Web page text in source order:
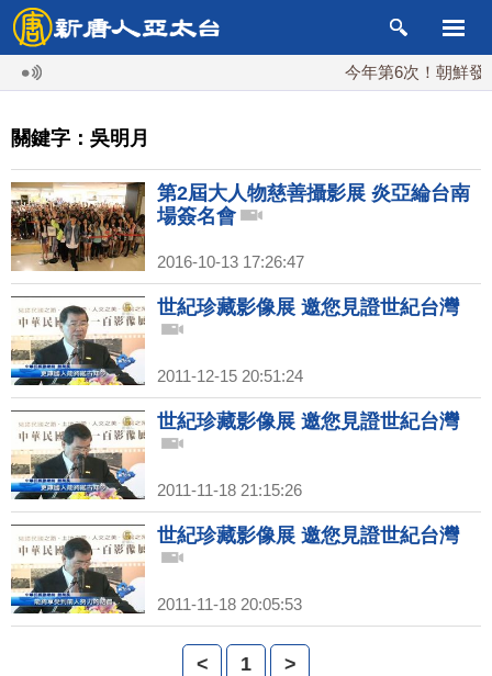
今年第6次！朝鮮發
關鍵字：吳明月
第2屆大人物慈善攝影展 炎亞綸台南
場簽名會
2016-10-13 17:26:47
世紀珍藏影像展 邀您見證世紀台灣
2011-12-15 20:51:24
世紀珍藏影像展 邀您見證世紀台灣
2011-11-18 21:15:26
世紀珍藏影像展 邀您見證世紀台灣
2011-11-18 20:05:53
< 1 >